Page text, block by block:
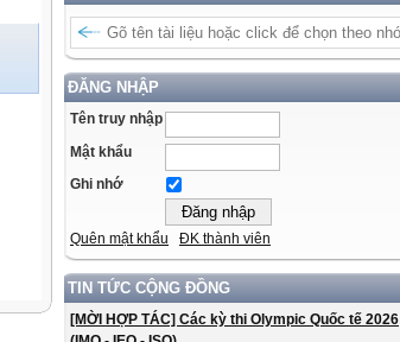
ĐĂNG NHẬP
Tên truy nhập
Mật khẩu
Ghi nhớ
Quên mật khẩu ĐK thành viên
TIN TỨC CỘNG ĐỒNG
[MỜI HỢP TÁC] Các kỳ thi Olympic Quốc tế 2026